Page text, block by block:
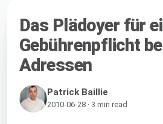
Das Plädoyer für
Gebührenpflicht
Adressen
Patrick Baillie
2010-06-28 · 3 min read